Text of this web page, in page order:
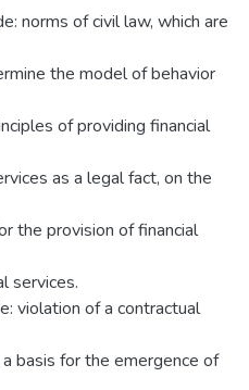
norms of civil law, which are
the model of behavior
of providing financial
as a legal fact, on the
the provision of financial
services.
violation of a contractual
basis for the emergence of